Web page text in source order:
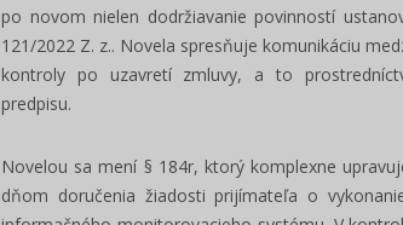
po novom nielen dodržiavanie povinností
121/2022 Z. z.. Novela spresňuje komunikáciu
kontroly po uzavretí zmluvy, a to
predpisu.
Novelou sa mení § 184r, ktorý komplexne
dňom doručenia žiadosti prijímateľa o